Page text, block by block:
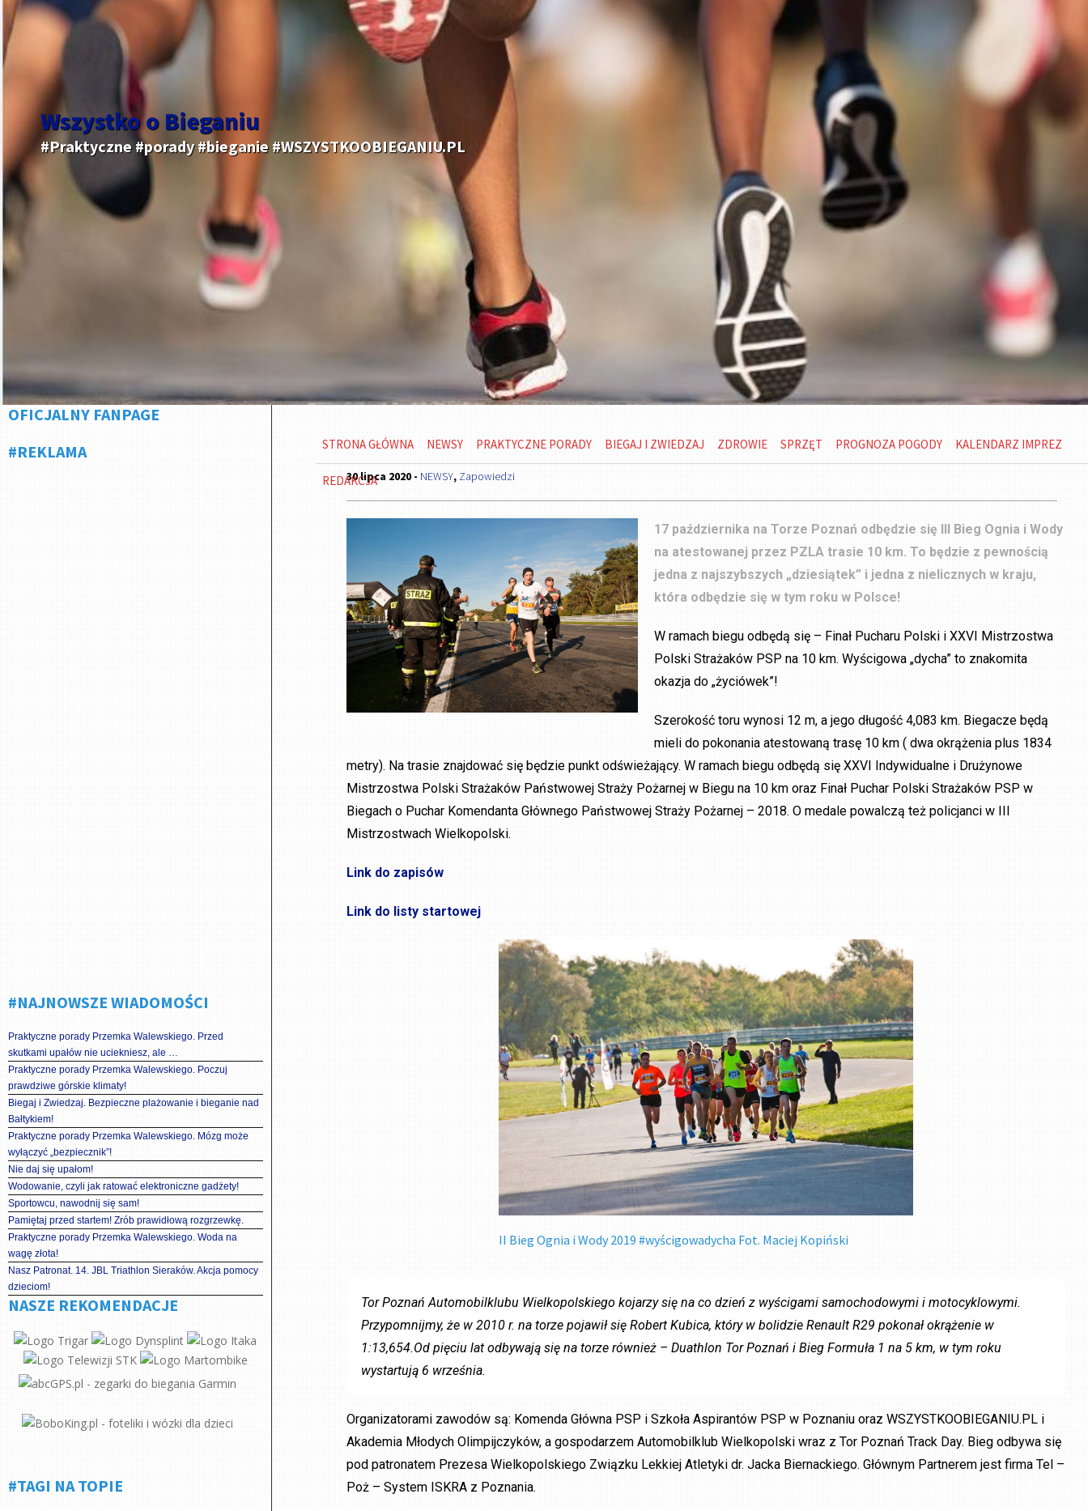
Wszystko o Bieganiu
#Praktyczne #porady #bieganie #WSZYSTKOOBIEGANIU.PL
OFICJALNY FANPAGE
#REKLAMA
#NAJNOWSZE WIADOMOŚCI
Praktyczne porady Przemka Walewskiego. Przed
skutkami upałów nie uciekniesz, ale …
Praktyczne porady Przemka Walewskiego. Poczuj
prawdziwe górskie klimaty!
Biegaj i Zwiedzaj. Bezpieczne plażowanie i bieganie nad
Bałtykiem!
Praktyczne porady Przemka Walewskiego. Mózg może
wyłączyć „bezpiecznik”!
Nie daj się upałom!
Wodowanie, czyli jak ratować elektroniczne gadżety!
Sportowcu, nawodnij się sam!
Pamiętaj przed startem! Zrób prawidłową rozgrzewkę.
Praktyczne porady Przemka Walewskiego. Woda na
wagę złota!
Nasz Patronat. 14. JBL Triathlon Sieraków. Akcja pomocy
dzieciom!
NASZE REKOMENDACJE
#TAGI NA TOPIE
STRONA GŁÓWNA NEWSY PRAKTYCZNE PORADY BIEGAJ I ZWIEDZAJ ZDROWIE SPRZĘT PROGNOZA POGODY KALENDARZ IMPREZ
REDAKCJA
30 lipca 2020 - NEWSY, Zapowiedzi
17 października na Torze Poznań odbędzie się III Bieg Ognia i Wody
na atestowanej przez PZLA trasie 10 km. To będzie z pewnością
jedna z najszybszych „dziesiątek” i jedna z nielicznych w kraju,
która odbędzie się w tym roku w Polsce!
W ramach biegu odbędą się – Finał Pucharu Polski i XXVI Mistrzostwa
Polski Strażaków PSP na 10 km. Wyścigowa „dycha” to znakomita
okazja do „życiówek”!
Szerokość toru wynosi 12 m, a jego długość 4,083 km. Biegacze będą
mieli do pokonania atestowaną trasę 10 km ( dwa okrążenia plus 1834
metry). Na trasie znajdować się będzie punkt odświeżający. W ramach biegu odbędą się XXVI Indywidualne i Drużynowe
Mistrzostwa Polski Strażaków Państwowej Straży Pożarnej w Biegu na 10 km oraz Finał Puchar Polski Strażaków PSP w
Biegach o Puchar Komendanta Głównego Państwowej Straży Pożarnej – 2018. O medale powalczą też policjanci w III
Mistrzostwach Wielkopolski.
Link do zapisów
Link do listy startowej
II Bieg Ognia i Wody 2019 #wyścigowadycha Fot. Maciej Kopiński
Tor Poznań Automobilklubu Wielkopolskiego kojarzy się na co dzień z wyścigami samochodowymi i motocyklowymi.
Przypomnijmy, że w 2010 r. na torze pojawił się Robert Kubica, który w bolidzie Renault R29 pokonał okrążenie w
1:13,654.Od pięciu lat odbywają się na torze również – Duathlon Tor Poznań i Bieg Formuła 1 na 5 km, w tym roku
wystartują 6 września.
Organizatorami zawodów są: Komenda Główna PSP i Szkoła Aspirantów PSP w Poznaniu oraz WSZYSTKOOBIEGANIU.PL i
Akademia Młodych Olimpijczyków, a gospodarzem Automobilklub Wielkopolski wraz z Tor Poznań Track Day. Bieg odbywa się
pod patronatem Prezesa Wielkopolskiego Związku Lekkiej Atletyki dr. Jacka Biernackiego. Głównym Partnerem jest firma Tel –
Poż – System ISKRA z Poznania.